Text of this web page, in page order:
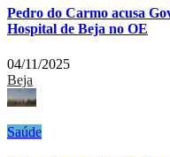
Pedro do Carmo acusa
Hospital de Beja no OE
04/11/2025
Beja
Saúde